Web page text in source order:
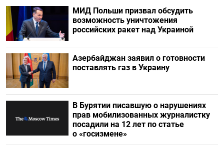
МИД Польши призвал обсудить
возможность уничтожения
российских ракет над Украиной
Азербайджан заявил о готовности
поставлять газ в Украину
В Бурятии писавшую о нарушениях
прав мобилизованных журналистку
посадили на 12 лет по статье
о «госизмене»